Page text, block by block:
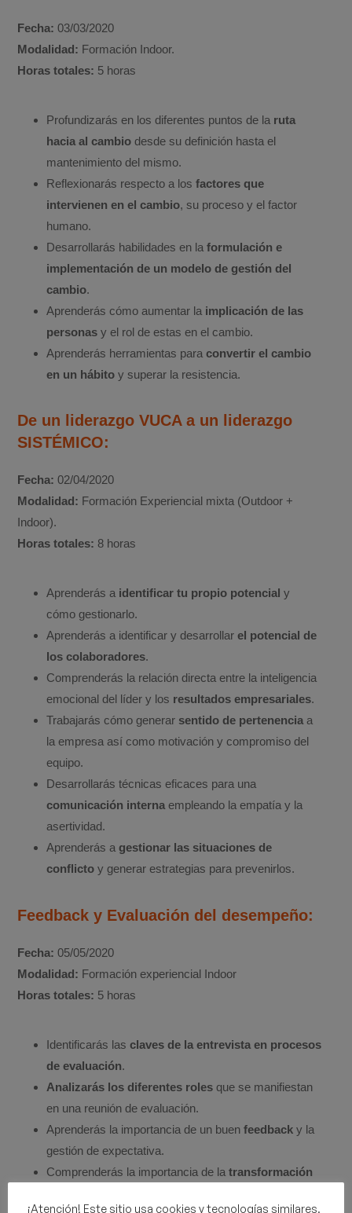
Fecha: 03/03/2020
Modalidad: Formación Indoor.
Horas totales: 5 horas
Profundizarás en los diferentes puntos de la ruta
hacia al cambio desde su definición hasta el
mantenimiento del mismo.
Reflexionarás respecto a los factores que
intervienen en el cambio, su proceso y el factor
humano.
Desarrollarás habilidades en la formulación e
implementación de un modelo de gestión del
cambio.
Aprenderás cómo aumentar la implicación de las
personasy el rol de estas en el cambio.
Aprenderás herramientas para convertir el cambio
en un hábitoy superar la resistencia.
De un liderazgo VUCA a un liderazgo
SISTÉMICO:
Fecha: 02/04/2020
Modalidad: Formación Experiencial mixta (Outdoor +
Indoor).
Horas totales: 8 horas
Aprenderás a identificar tu propio potencial y
cómo gestionarlo.
Aprenderás a identificar y desarrollar el potencial de
los colaboradores.
Comprenderás la relación directa entre la inteligencia
emocional del líder y los resultados empresariales.
Trabajarás cómo generar sentido de pertenenciaa
la empresa así como motivación y compromiso del
equipo.
Desarrollarás técnicas eficaces para una
comunicación internaempleando la empatía y la
asertividad.
Aprenderás a gestionar las situaciones de
conflictoy generar estrategias para prevenirlos.
Feedback y Evaluación del desempeño:
Fecha: 05/05/2020
Modalidad: Formación experiencial Indoor
Horas totales: 5 horas
Identificarás las claves de la entrevista en procesos
de evaluación.
Analizarás los diferentes rolesque se manifiestan
en una reunión de evaluación.
Aprenderás la importancia de un buen feedbacky la
gestión de expectativa.
Comprenderás la importancia de la transformación
¡Atención! Este sitio usa cookies y tecnologías similares.